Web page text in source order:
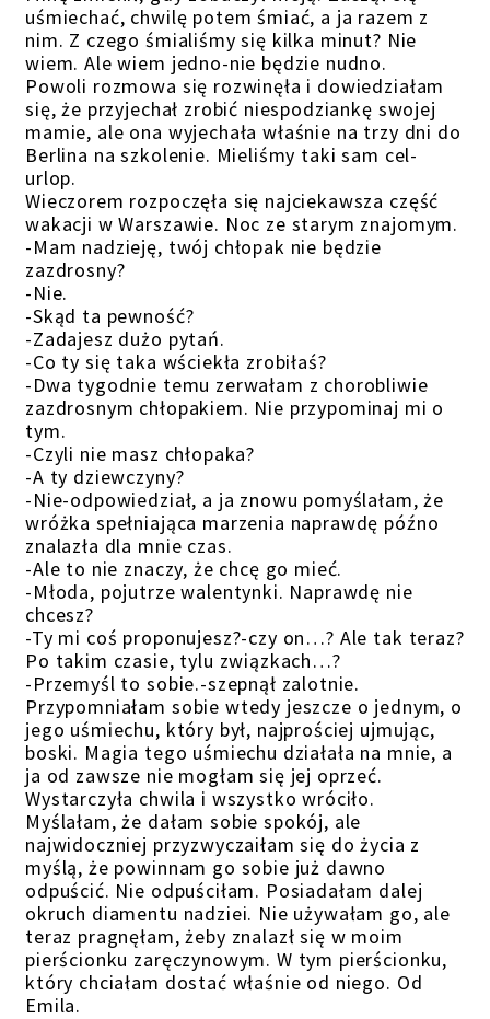
uśmiechać, chwilę potem śmiać, a ja razem z
nim. Z czego śmialiśmy się kilka minut? Nie
wiem. Ale wiem jedno-nie będzie nudno.
Powoli rozmowa się rozwinęła i dowiedziałam
się, że przyjechał zrobić niespodziankę swojej
mamie, ale ona wyjechała właśnie na trzy dni do
Berlina na szkolenie. Mieliśmy taki sam cel-
urlop.
Wieczorem rozpoczęła się najciekawsza część
wakacji w Warszawie. Noc ze starym znajomym.
-Mam nadzieję, twój chłopak nie będzie
zazdrosny?
-Nie.
-Skąd ta pewność?
-Zadajesz dużo pytań.
-Co ty się taka wściekła zrobiłaś?
-Dwa tygodnie temu zerwałam z chorobliwie
zazdrosnym chłopakiem. Nie przypominaj mi o
tym.
-Czyli nie masz chłopaka?
-A ty dziewczyny?
-Nie-odpowiedział, a ja znowu pomyślałam, że
wróżka spełniająca marzenia naprawdę późno
znalazła dla mnie czas.
-Ale to nie znaczy, że chcę go mieć.
-Młoda, pojutrze walentynki. Naprawdę nie
chcesz?
-Ty mi coś proponujesz?-czy on…? Ale tak teraz?
Po takim czasie, tylu związkach…?
-Przemyśl to sobie.-szepnął zalotnie.
Przypomniałam sobie wtedy jeszcze o jednym, o
jego uśmiechu, który był, najprościej ujmując,
boski. Magia tego uśmiechu działała na mnie, a
ja od zawsze nie mogłam się jej oprzeć.
Wystarczyła chwila i wszystko wróciło.
Myślałam, że dałam sobie spokój, ale
najwidoczniej przyzwyczaiłam się do życia z
myślą, że powinnam go sobie już dawno
odpuścić. Nie odpuściłam. Posiadałam dalej
okruch diamentu nadziei. Nie używałam go, ale
teraz pragnęłam, żeby znalazł się w moim
pierścionku zaręczynowym. W tym pierścionku,
który chciałam dostać właśnie od niego. Od
Emila.